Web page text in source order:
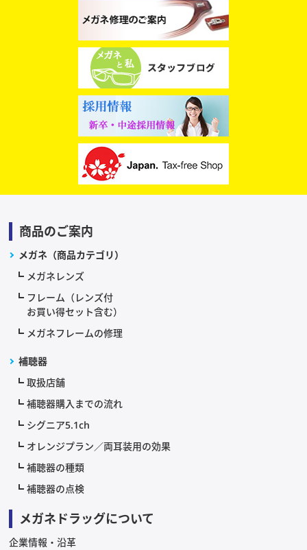
商品のご案内
メガネ（商品カテゴリ）
メガネレンズ
フレーム（レンズ付
お買い得セット含む）
メガネフレームの修理
補聴器
取扱店舗
補聴器購入までの流れ
シグニア5.1ch
オレンジプラン／両耳装用の効果
補聴器の種類
補聴器の点検
メガネドラッグについて
企業情報・沿革